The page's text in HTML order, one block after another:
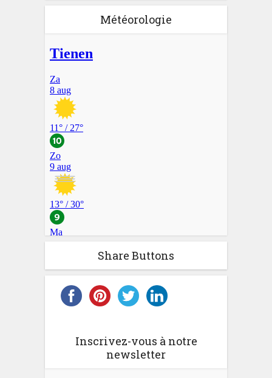
Météorologie
Share Buttons
Inscrivez-vous à notre
newsletter